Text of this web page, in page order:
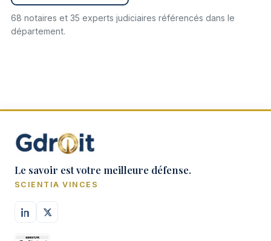
68 notaires et 35 experts judiciaires référencés dans le
département.
Le savoir est votre meilleure défense.
SCIENTIA VINCES